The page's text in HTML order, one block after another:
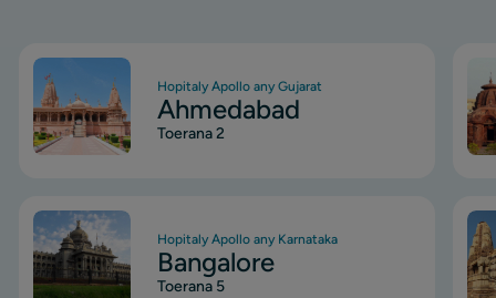
Image
Hopitaly Apollo any Gujarat
Ahmedabad
Toerana 2
Image
Hopitaly Apollo any Karnataka
Bangalore
Toerana 5